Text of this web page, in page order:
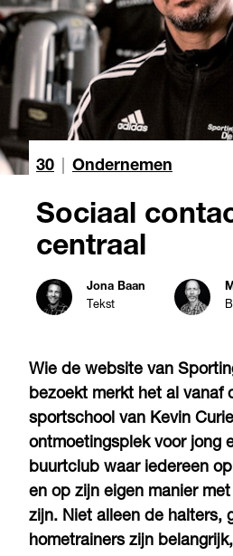
30 Ondernemen
Sociaal
centraal
Jona Baan
Tekst
Wie de website van
bezoekt merkt het al vanaf
sportschool van Kevin
ontmoetingsplek voor jong
buurtclub waar iedereen
en op zijn eigen manier
zijn. Niet alleen de halters,
hometrainers zijn